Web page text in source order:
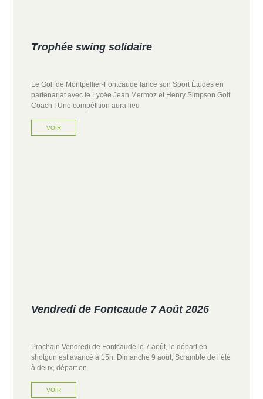
Trophée swing solidaire
Le Golf de Montpellier-Fontcaude lance son Sport Études en
partenariat avec le Lycée Jean Mermoz et Henry Simpson Golf
Coach ! Une compétition aura lieu
VOIR
Vendredi de Fontcaude 7 Août 2026
Prochain Vendredi de Fontcaude le 7 août, le départ en
shotgun est avancé à 15h. Dimanche 9 août, Scramble de l’été
à deux, départ en
VOIR